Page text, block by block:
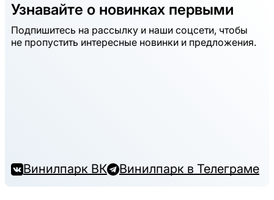
Узнавайте о новинках первыми
Подпишитесь на рассылку и наши соцсети, чтобы
не пропустить интересные новинки и предложения.
Винилпарк ВК Винилпарк в Телеграме